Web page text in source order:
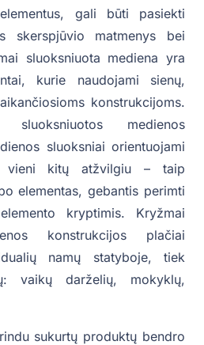
gali būti pasiekti
skerspjūvio matmenys bei
sluoksniuota mediena yra
kurie naudojami sienų,
konstrukcijoms.
sluoksniuotos medienos
sluoksniai orientuojami
vieni kitų atžvilgiu – taip
elementas, gebantis perimti
kryptimis. Kryžmai
konstrukcijos plačiai
namų statyboje, tiek
vaikų darželių, mokyklų,
sukurtų produktų bendro